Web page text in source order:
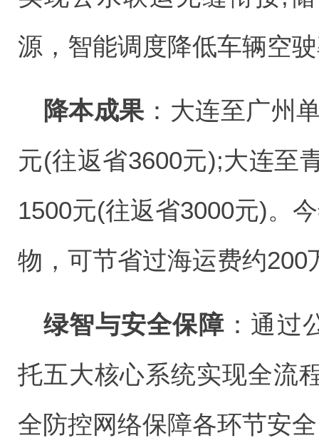
源，智能调度降低车辆空
降本成果‌：大连至广州
元(往返省3600元);大连至
1500元(往返省3000元)。
物，可节省过海运费约200
绿智与安全保障‌：通过
托五大核心系统实现全流
全防控网络保障各环节安